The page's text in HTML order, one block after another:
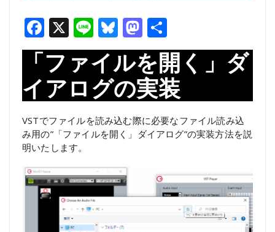
Facebook
X LineBluesky
Mastodon
有
「ファイルを開く」ダ
イアログの実装
VSTでファイルを読み込む際に必要なファイル読み込
み用の”「ファイルを開く」ダイアログ”の実装方法を説
明いたします。